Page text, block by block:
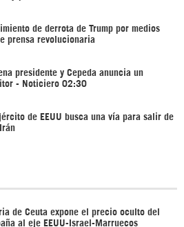
de derrota de Trump por medios
prensa revolucionaria
presidente y Cepeda anuncia un
- Noticiero 02:30
de EEUU busca una vía para salir de
de Ceuta expone el precio oculto del
al eje EEUU-Israel-Marruecos